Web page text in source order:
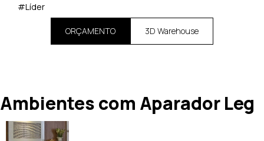
#Líder
ORÇAMENTO 3D Warehouse
Ambientes com Aparador Leg